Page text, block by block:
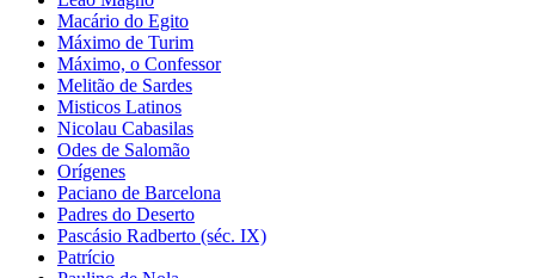
Macário do Egito
Máximo de Turim
Máximo, o Confessor
Melitão de Sardes
Misticos Latinos
Nicolau Cabasilas
Odes de Salomão
Orígenes
Paciano de Barcelona
Padres do Deserto
Pascásio Radberto (séc. IX)
Patrício